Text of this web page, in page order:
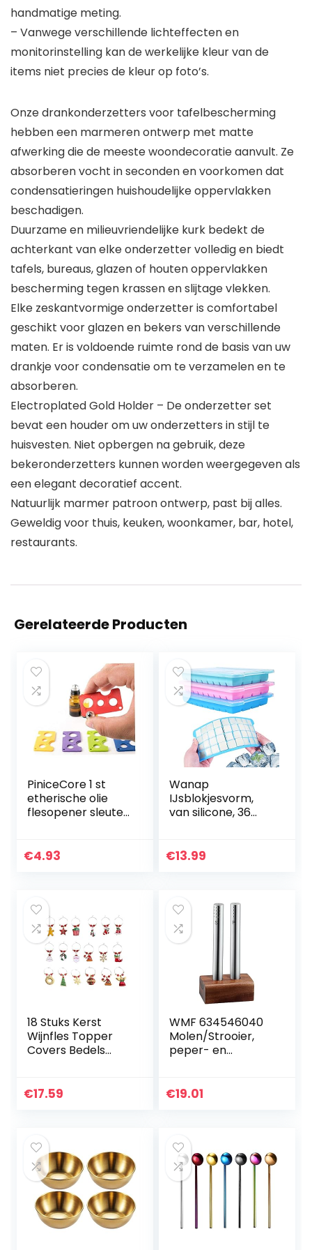
handmatige meting.
– Vanwege verschillende lichteffecten en
monitorinstelling kan de werkelijke kleur van de
items niet precies de kleur op foto’s.
Onze drankonderzetters voor tafelbescherming
hebben een marmeren ontwerp met matte
afwerking die de meeste woondecoratie aanvult. Ze
absorberen vocht in seconden en voorkomen dat
condensatieringen huishoudelijke oppervlakken
beschadigen.
Duurzame en milieuvriendelijke kurk bedekt de
achterkant van elke onderzetter volledig en biedt
tafels, bureaus, glazen of houten oppervlakken
bescherming tegen krassen en slijtage vlekken.
Elke zeskantvormige onderzetter is comfortabel
geschikt voor glazen en bekers van verschillende
maten. Er is voldoende ruimte rond de basis van uw
drankje voor condensatie om te verzamelen en te
absorberen.
Electroplated Gold Holder – De onderzetter set
bevat een houder om uw onderzetters in stijl te
huisvesten. Niet opbergen na gebruik, deze
bekeronderzetters kunnen worden weergegeven als
een elegant decoratief accent.
Natuurlijk marmer patroon ontwerp, past bij alles.
Geweldig voor thuis, keuken, woonkamer, bar, hotel,
restaurants.
Gerelateerde Producten
PiniceCore 1 st
etherische olie
flesopener sleutel
ballen op flessen
€4.93
Wanap
IJsblokjesvorm,
van silicone, 36
ijsblokjes, geschikt
€13.99
18 Stuks Kerst
Wijnfles Topper
Covers Bedels
Tags Hangers in
Voor Wijnglazen
Kerstfeest
Charme Drankjes
€17.59
WMF 634546040
Molen/Strooier,
peper- en
roestvrij staal,
trechter,
Vaatwasmachineb
estendig
€19.01